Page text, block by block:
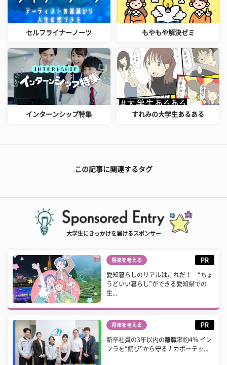
セルフライナーノーツ もやもや解決ゼミ
インターンシップ特集 すれみの大学生あるある
この記事に関連するタグ
大学生にきっかけを届けるスポンサー
将来を考える PR
愛知暮らしのリアルはこれだ！ “ちょ
うどいい暮らし”ができる愛知県での
生...
将来を考える PR
新卒社員の3年以内の離職率約4% イン
フラを“錆び”から守るナカボーテッ...